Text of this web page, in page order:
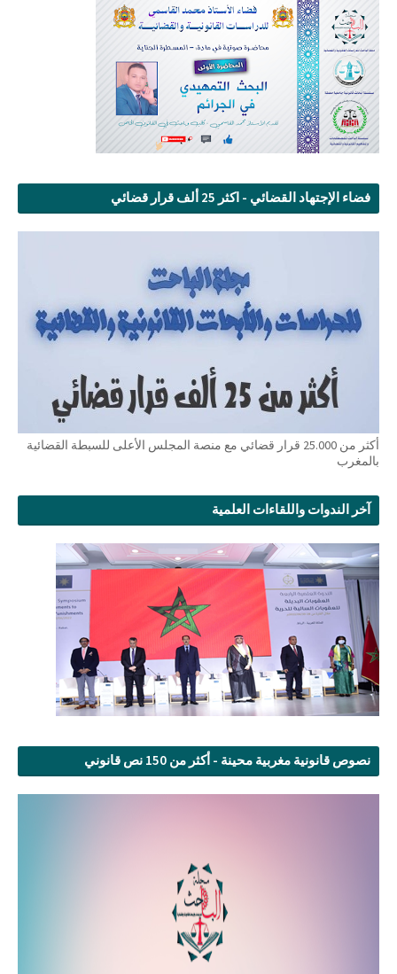
فضاء الإجتهاد القضائي - اكثر 25 ألف قرار قضائي
أكثر من 25.000 قرار قضائي مع منصة المجلس الأعلى للسبطة القضائية
بالمغرب
آخر الندوات واللقاءات العلمية
نصوص قانونية مغربية محينة - أكثر من 150 نص قانوني